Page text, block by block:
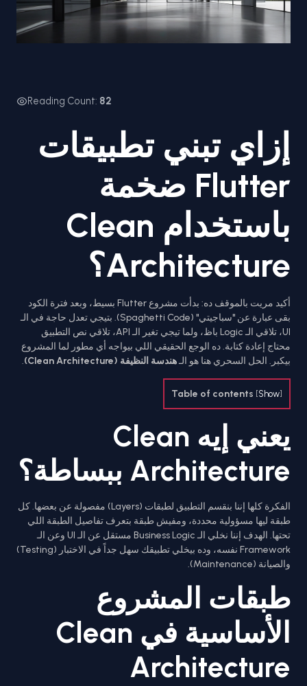
Reading Count: 82
إزاي تبني تطبيقات
Flutter ضخمة
باستخدام Clean
Architecture؟
أكيد مريت بالموقف ده: بدأت مشروع Flutter بسيط، وبعد فترة الكود
بقى عبارة عن "سباجيتي" (Spaghetti Code). بتيجي تعدل حاجة في الـ
UI، تلاقي الـ Logic باظ، ولما تيجي تغير الـ API، تلاقي نص التطبيق
محتاج إعادة كتابة. ده الوجع الحقيقي اللي بيواجه أي مطور لما المشروع
بيكبر. الحل السحري هنا هو الـهندسة النظيفة (Clean Architecture) .
Table of contents [Show]
يعني إيه Clean
Architecture ببساطة؟
الفكرة كلها إننا بنقسم التطبيق لطبقات (Layers) مفصولة عن بعضها. كل
طبقة ليها مسؤولية محددة، ومفيش طبقة بتعرف تفاصيل الطبقة اللي
تحتها. الهدف إننا نخلي الـ Business Logic مستقل عن الـ UI وعن الـ
Framework نفسه، وده بيخلي تطبيقك سهل جداً في الاختبار (Testing)
والصيانة (Maintenance).
طبقات المشروع
الأساسية في Clean
Architecture